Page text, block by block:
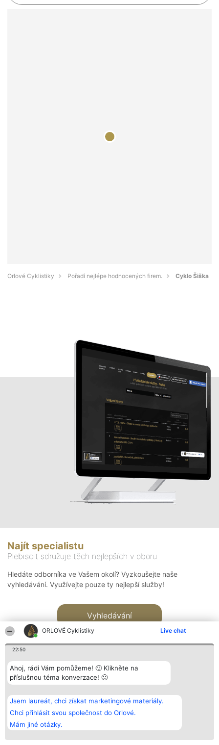
ORLOVÉ Cyklistiky Live chat
22:50
Ahoj, rádi Vám pomůžeme! 🙂 Klikněte na
příslušnou téma konverzace! 🙂
Jsem laureát, chci získat marketingové materiály.
Chci přihlásit svou společnost do Orlové.
Mám jiné otázky.
Orlové Cyklistiky Pořadí nejlépe hodnocených firem. Cyklo Šiška
Najít specialistu
Plebiscit sdružuje těch nejlepších v oboru
Hledáte odborníka ve Vašem okolí? Vyzkoušejte naše
vyhledávání. Využívejte pouze ty nejlepší služby!
Vyhledávání
Bright Side Solutions sp. z o.
o. sp. k.
ul. Ruska 22
Wrocław 50-079
KRS 0000749100 | Regon
381313360 | NIP 8943132676
Vítězové
Seznam všech
laureátů
Zásady
Zásady
Kontakt